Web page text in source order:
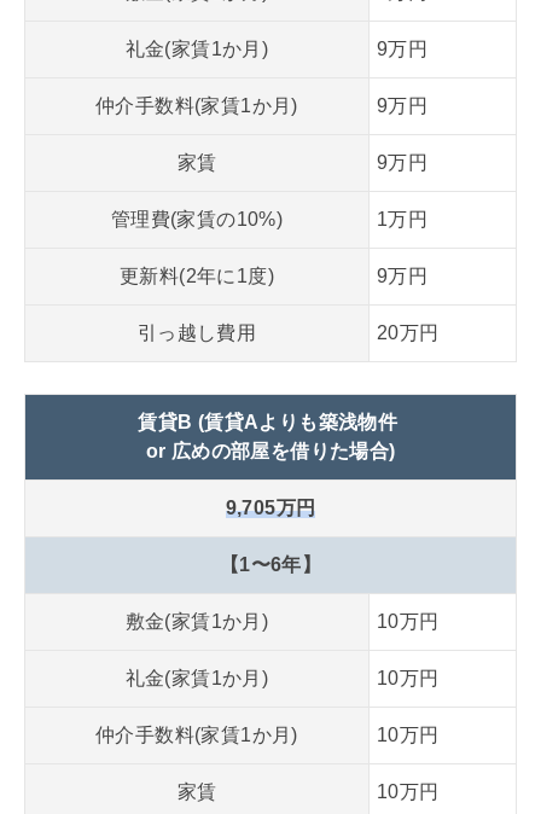
礼金(家賃1か月) 9万円
仲介手数料(家賃1か月) 9万円
家賃 9万円
管理費(家賃の10%) 1万円
更新料(2年に1度) 9万円
引っ越し費用 20万円
賃貸B (賃貸Aよりも築浅物件
or 広めの部屋を借りた場合)
9,705万円
【1〜6年】
敷金(家賃1か月) 10万円
礼金(家賃1か月) 10万円
仲介手数料(家賃1か月) 10万円
家賃 10万円